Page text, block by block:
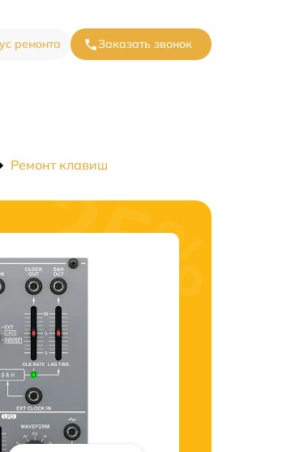
ремонта Заказать звонок
Ремонт клавиш